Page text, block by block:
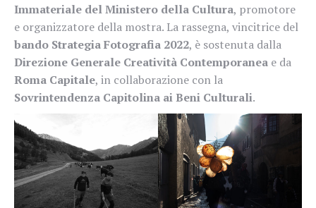
Immateriale del Ministero della Cultura, promotore
e organizzatore della mostra. La rassegna, vincitrice del
bando Strategia Fotografia 2022, è sostenuta dalla
Direzione Generale Creatività Contemporanea e da
Roma Capitale, in collaborazione con la
Sovrintendenza Capitolina ai Beni Culturali.